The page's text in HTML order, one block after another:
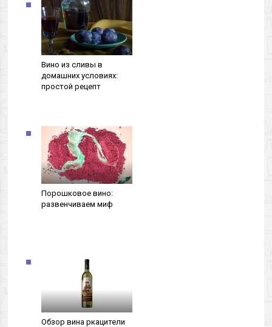
Вино из сливы в
домашних условиях:
простой рецепт
Порошковое вино:
развенчиваем миф
Обзор вина ркацители